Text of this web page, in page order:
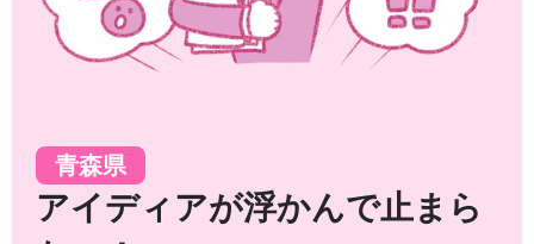
青森県
アイディアが浮かんで止まら